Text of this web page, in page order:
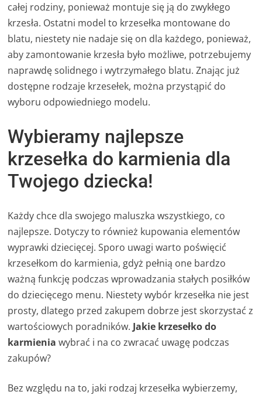
całej rodziny, ponieważ montuje się ją do zwykłego
krzesła. Ostatni model to krzesełka montowane do
blatu, niestety nie nadaje się on dla każdego, ponieważ,
aby zamontowanie krzesła było możliwe, potrzebujemy
naprawdę solidnego i wytrzymałego blatu. Znając już
dostępne rodzaje krzesełek, można przystąpić do
wyboru odpowiedniego modelu.
Wybieramy najlepsze
krzesełka do karmienia dla
Twojego dziecka!
Każdy chce dla swojego maluszka wszystkiego, co
najlepsze. Dotyczy to również kupowania elementów
wyprawki dziecięcej. Sporo uwagi warto poświęcić
krzesełkom do karmienia, gdyż pełnią one bardzo
ważną funkcję podczas wprowadzania stałych posiłków
do dziecięcego menu. Niestety wybór krzesełka nie jest
prosty, dlatego przed zakupem dobrze jest skorzystać z
wartościowych poradników. Jakie krzesełko do
karmieniawybrać i na co zwracać uwagę podczas
zakupów?
Bez względu na to, jaki rodzaj krzesełka wybierzemy,